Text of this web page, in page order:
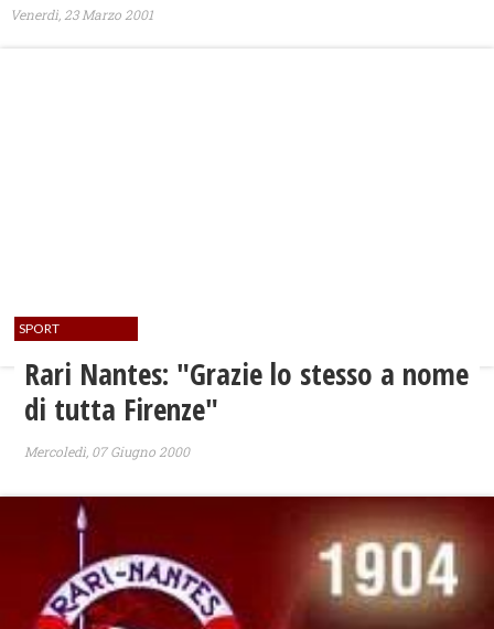
Venerdì, 23 Marzo 2001
SPORT
Rari Nantes: "Grazie lo stesso a nome
di tutta Firenze"
Mercoledì, 07 Giugno 2000